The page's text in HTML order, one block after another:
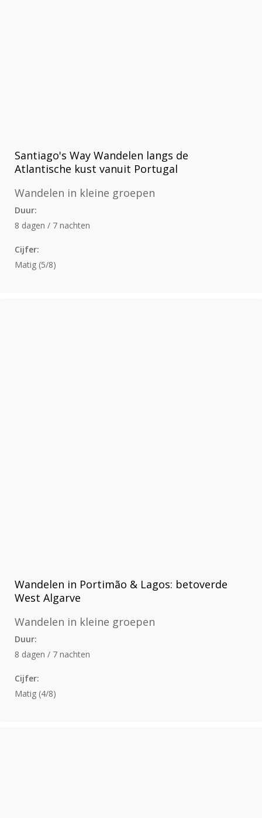
Santiago's Way Wandelen langs de
Atlantische kust vanuit Portugal
Wandelen in kleine groepen
Duur:
8 dagen / 7 nachten
Cijfer:
Matig (5/8)
Wandelen in Portimão & Lagos: betoverde
West Algarve
Wandelen in kleine groepen
Duur:
8 dagen / 7 nachten
Cijfer:
Matig (4/8)